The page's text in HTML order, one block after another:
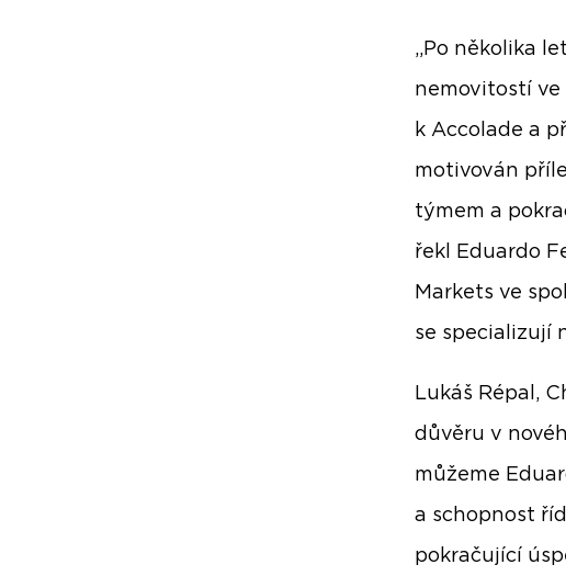
„Po několika
nemovitostí ve
k Accolade a
motivován
týmem a
řekl Eduardo
Markets ve
se specializují
Lukáš Répal,
důvěru v
můžeme
a schopnost
pokračující